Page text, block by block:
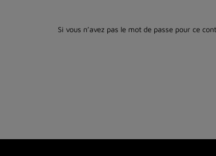
Si vous n’avez pas le mot de passe pour ce